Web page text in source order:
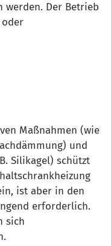
werden. Der Betrieb
Maßnahmen (wie
und
Silikagel) schützt
ist aber in den
erforderlich.
sich